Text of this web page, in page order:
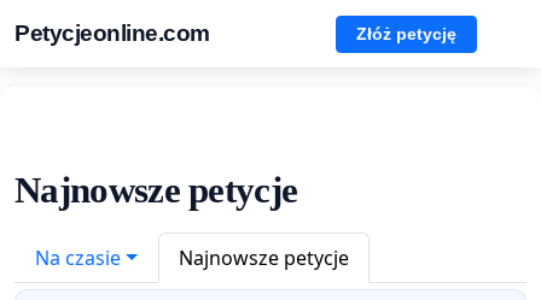
Petycjeonline.com Złóż petycję
Najnowsze petycje
Na czasie Najnowsze petycje